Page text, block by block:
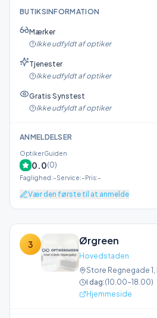
BUTIKSINFORMATION
Mærker
Ikke udfyldt af optiker
Tjenester
Ikke udfyldt af optiker
Gratis Synstest
Ikke udfyldt af optiker
ANMELDELSER
OptikerGuiden
0.0(0)
Faglighed :–Service:– Pris:–
Vær den første til at anmelde
3 Ørgreen
Hovedstaden
Store Regnegade 1 ,
I dag:(10.00–18.00)
Hjemmeside